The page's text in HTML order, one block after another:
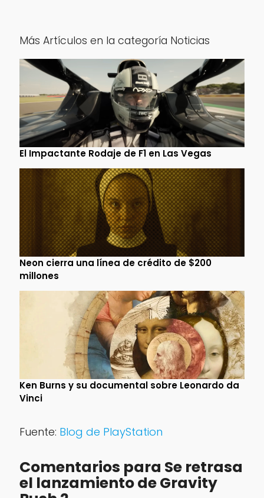
Más Artículos en la categoría Noticias
El Impactante Rodaje de F1 en Las Vegas
Neon cierra una línea de crédito de $200
millones
Ken Burns y su documental sobre Leonardo da
Vinci
Fuente: Blog de PlayStation
Comentarios para Se retrasa
el lanzamiento de Gravity